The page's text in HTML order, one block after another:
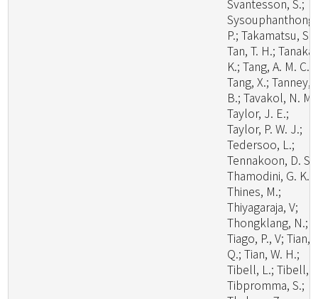
Svantesson, S.;
Sysouphanthong,
P.; Takamatsu, S.;
Tan, T. H.; Tanaka,
K.; Tang, A. M. C.;
Tang, X.; Tanney,
B.; Tavakol, N. M.;
Taylor, J. E.;
Taylor, P. W. J.;
Tedersoo, L.;
Tennakoon, D. S.;
Thamodini, G. K.;
Thines, M.;
Thiyagaraja, V;
Thongklang, N.;
Tiago, P., V; Tian,
Q.; Tian, W. H.;
Tibell, L.; Tibell,
Tibpromma, S.;